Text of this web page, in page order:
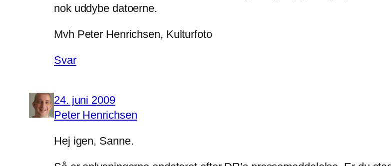
nok uddybe datoerne.
Mvh Peter Henrichsen, Kulturfoto
Svar
24. juni 2009
Peter Henrichsen
Hej igen, Sanne.